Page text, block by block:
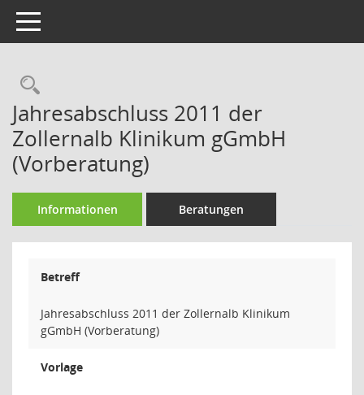
Toggle navigation
Rechercheauswahl
Jahresabschluss 2011 der
Zollernalb Klinikum gGmbH
(Vorberatung)
Informationen Beratungen
Betreff
Jahresabschluss 2011 der Zollernalb Klinikum
gGmbH (Vorberatung)
Vorlage